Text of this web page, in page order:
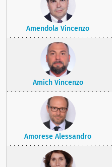
Amendola Vincenzo
Amich Vincenzo
Amorese Alessandro